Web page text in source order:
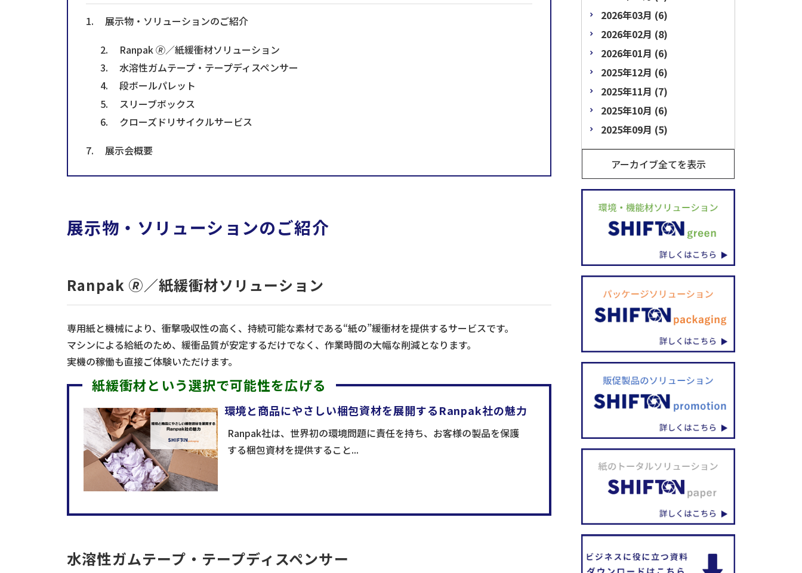
展示物・ソリューションのご紹介
Ranpak 🄬／紙緩衝材ソリューション
水溶性ガムテープ・テープディスペンサー
段ボールパレット
スリーブボックス
クローズドリサイクルサービス
展示会概要
展示物・ソリューションのご紹介
Ranpak 🄬／紙緩衝材ソリューション
専用紙と機械により、衝撃吸収性の高く、持続可能な素材である“紙の”緩衝材を提供するサービスです。
マシンによる給紙のため、緩衝品質が安定するだけでなく、作業時間の大幅な削減となります。
実機の稼働も直接ご体験いただけます。
紙緩衝材という選択で可能性を広げる
環境と商品にやさしい梱包資材を展開するRanpak社の魅力
Ranpak社は、世界初の環境問題に責任を持ち、お客様の製品を保護
する梱包資材を提供すること...
水溶性ガムテープ・テープディスペンサー
2026年03月 (6)
2026年02月 (8)
2026年01月 (6)
2025年12月 (6)
2025年11月 (7)
2025年10月 (6)
2025年09月 (5)
アーカイブ全てを表示